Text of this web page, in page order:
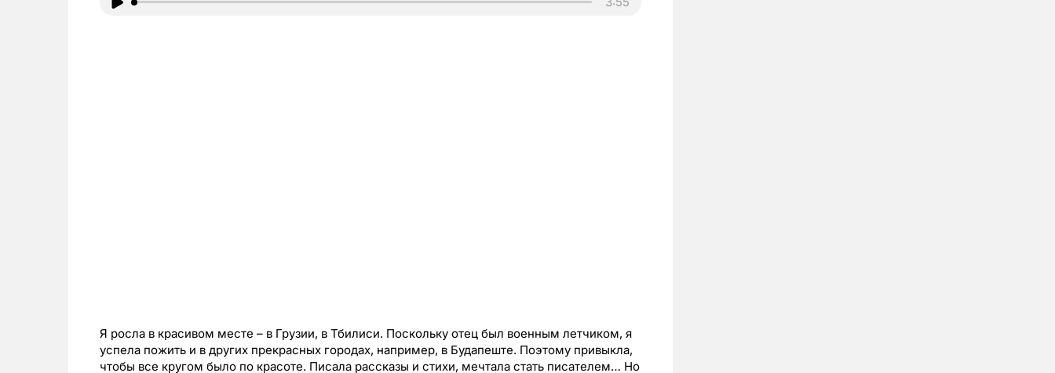
Я росла в красивом месте – в Грузии, в Тбилиси. Поскольку отец был военным летчиком, я
успела пожить и в других прекрасных городах, например, в Будапеште. Поэтому привыкла,
чтобы все кругом было по красоте. Писала рассказы и стихи, мечтала стать писателем… Но